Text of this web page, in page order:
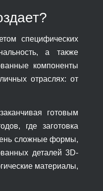
специфических
а также
компоненты
отраслях: от
готовым
где заготовка
сложные формы,
деталей 3D-
материалы,